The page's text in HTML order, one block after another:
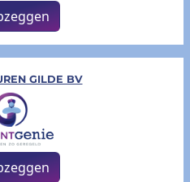
GILDE BV